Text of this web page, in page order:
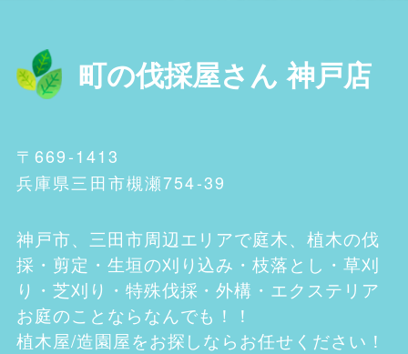
町の伐採屋さん 神戸店
〒669-1413
兵庫県三田市槻瀬754-39
神戸市、三田市周辺エリアで庭木、植木の伐
採・剪定・生垣の刈り込み・枝落とし・草刈
り・芝刈り・特殊伐採・外構・エクステリア
お庭のことならなんでも！！
植木屋/造園屋をお探しならお任せください！